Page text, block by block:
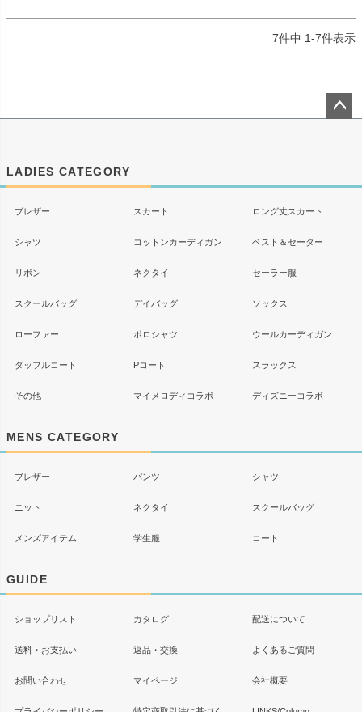
7件中 1-7件表示
LADIES CATEGORY
ブレザー スカート ロング丈スカート
シャツ コットンカーディガン ベスト＆セーター
リボン ネクタイ セーラー服
スクールバッグ デイバッグ ソックス
ローファー ポロシャツ ウールカーディガン
ダッフルコート Pコート スラックス
その他 マイメロディコラボ ディズニーコラボ
MENS CATEGORY
ブレザー パンツ シャツ
ニット ネクタイ スクールバッグ
メンズアイテム 学生服 コート
GUIDE
ショップリスト カタログ 配送について
送料・お支払い 返品・交換 よくあるご質問
お問い合わせ マイページ 会社概要